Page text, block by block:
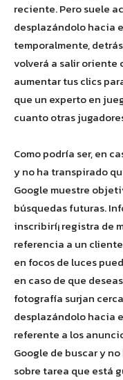
reciente. Pero suele
desplazándolo hacia
temporalmente,
volverá a salir oriente
aumentar tus clics
que un experto en
cuanto otras
Como podrí­a ser, en
y no ha transpirado
Google muestre
búsquedas futuras.
inscribirí¡ registra de
referencia a un
en focos de luces
en caso de que
fotografía surjan
desplazándolo hacia
referente a los
Google de buscar y
sobre tarea que está